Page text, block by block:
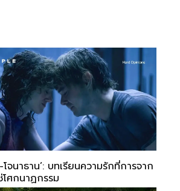
โจนาธาน’: บทเรียนความรักที่การจาก
โศกนาฏกรรม